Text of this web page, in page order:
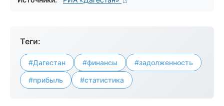
Теги:
#Дагестан #финансы #задолженность
#прибыль #статистика